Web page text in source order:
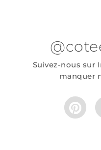
Suivez-nous sur
manquer